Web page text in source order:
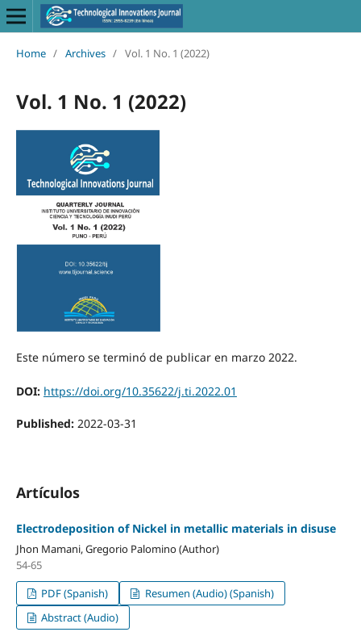
Home / Archives / Vol. 1 No. 1 (2022)
Vol. 1 No. 1 (2022)
Este número se terminó de publicar en marzo 2022.
DOI: https://doi.org/10.35622/j.ti.2022.01
Published: 2022-03-31
Artículos
Electrodeposition of Nickel in metallic materials in disuse
Jhon Mamani, Gregorio Palomino (Author)
54-65
PDF (Spanish)
Resumen (Audio) (Spanish)
Abstract (Audio)